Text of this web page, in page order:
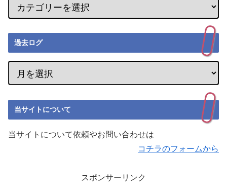
過去ログ
当サイトについて
当サイトについて依頼やお問い合わせは
コチラのフォームから
スポンサーリンク